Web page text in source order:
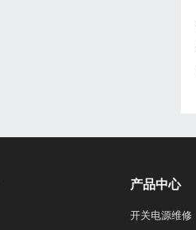
产品中心
开关电源维修